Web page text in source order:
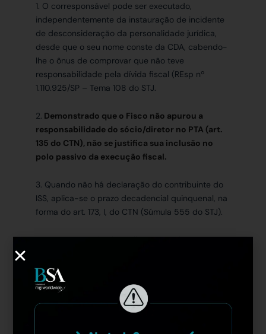
1. O corresponsável pode ser executado,
independentemente da instauração de incidente
de desconsideração da personalidade jurídica,
desde que o seu nome conste da CDA, cabendo-
lhe o ônus de comprovar que não teve
responsabilidade pela dívida fiscal (REsp nº
1.110.925/SP – Tema 108 do STJ.
2. Demonstrado que o Fisco não apurou a
responsabilidade do sócio/diretor no PTA (art.
135 do CTN), não se justifica sua inclusão no
polo passivo da execução fiscal.
3. Quando não há declaração do contribuinte do
ISS, aplica-se o prazo decadencial quinquenal, na
forma do art. 173, I, do CTN (Súmula 555 do STJ).
4. Não caracterizada a tributação sobre
títulos quaisquer”, não há de se aplicar a hipótese
excepcional prevista no item 59 da Lista de
Serviços do Decreto-Lei 406/1968.